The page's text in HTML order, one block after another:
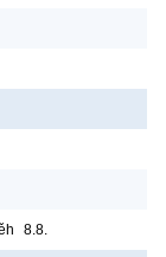
8.8.